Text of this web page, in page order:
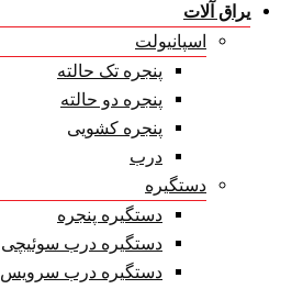
یراق آلات
اسپانیولت
پنجره تک حالته
پنجره دو حالته
پنجره کشویی
درب
دستگیره
دستگیره پنجره
دستگیره درب سوئیچی
دستگیره درب سرویس